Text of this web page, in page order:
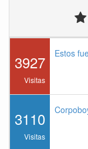
3927
Visitas
Estos
3110
Visitas